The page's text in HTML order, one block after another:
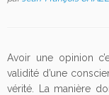
Avoir une opinion
validité d’une
vérité. La manière